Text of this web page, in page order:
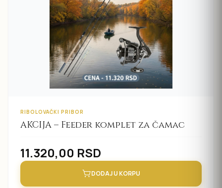
RIBOLOVAČKI PRIBOR
AKCIJA – Feeder komplet za čamac
11.320,00 RSD
DODAJ U KORPU